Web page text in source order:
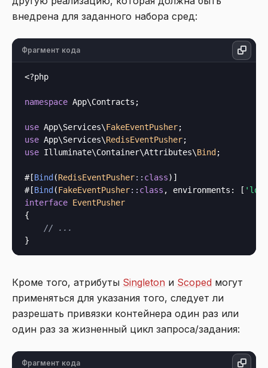
внедрена для заданного набора сред:
Фрагмент кода
<?php
namespace App\Contracts;
use App\Services\FakeEventPusher
use App\Services\RedisEventPusher
use Illuminate\Container\Attributes\Bind ;
#[Bind (RedisEventPusher:: class)]
#[Bind (FakeEventPusher:: class , environments : [
interface EventPusher
{
// ...
Кроме того, атрибуты Singleton и Scoped могут
применяться для указания того, следует ли
разрешать привязки контейнера один раз или
один раз за жизненный цикл запроса/задания:
Фрагмент кода